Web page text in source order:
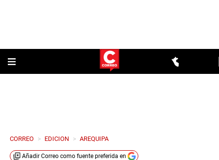
CORREO > EDICION > AREQUIPA
Añadir Correo como fuente preferida en